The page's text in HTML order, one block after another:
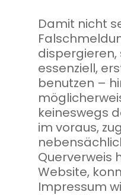
Damit nicht
dispergieren,
essenziell,
benutzen –
keineswegs
im voraus,
Querverweis
Website,
Impressum